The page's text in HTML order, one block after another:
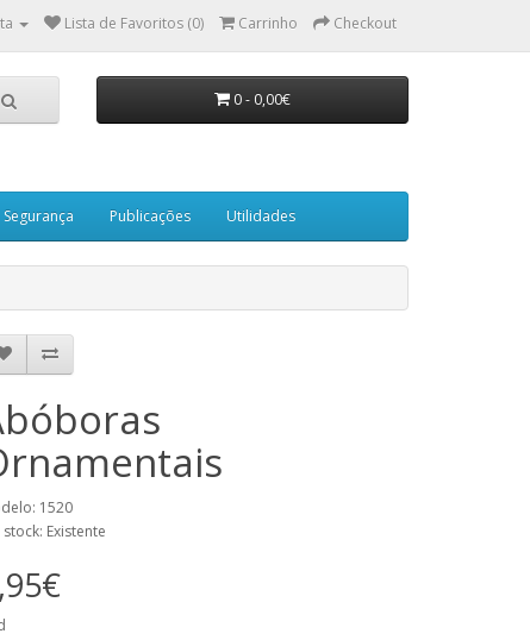
Lista de Favoritos (0) Carrinho Checkout
0 - 0,00€
Publicações Utilidades
1520
stock: Existente